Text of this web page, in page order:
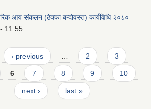
आय संकलन (ठेक्का बन्दोवस्त) कार्यविधि २०८०
11:55
‹ previous … 2 3
6 7 8 9 10
next › last »